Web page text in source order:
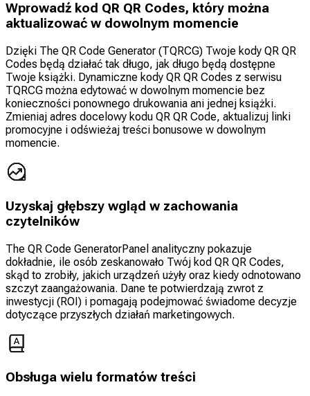
Wprowadź kod QR QR Codes, który można
aktualizować w dowolnym momencie
Dzięki The QR Code Generator (TQRCG) Twoje kody QR QR
Codes będą działać tak długo, jak długo będą dostępne
Twoje książki. Dynamiczne kody QR QR Codes z serwisu
TQRCG można edytować w dowolnym momencie bez
konieczności ponownego drukowania ani jednej książki.
Zmieniaj adres docelowy kodu QR QR Code, aktualizuj linki
promocyjne i odświeżaj treści bonusowe w dowolnym
momencie.
Uzyskaj głębszy wgląd w zachowania
czytelników
The QR Code GeneratorPanel analityczny pokazuje
dokładnie, ile osób zeskanowało Twój kod QR QR Codes,
skąd to zrobiły, jakich urządzeń użyły oraz kiedy odnotowano
szczyt zaangażowania. Dane te potwierdzają zwrot z
inwestycji (ROI) i pomagają podejmować świadome decyzje
dotyczące przyszłych działań marketingowych.
Obsługa wielu formatów treści